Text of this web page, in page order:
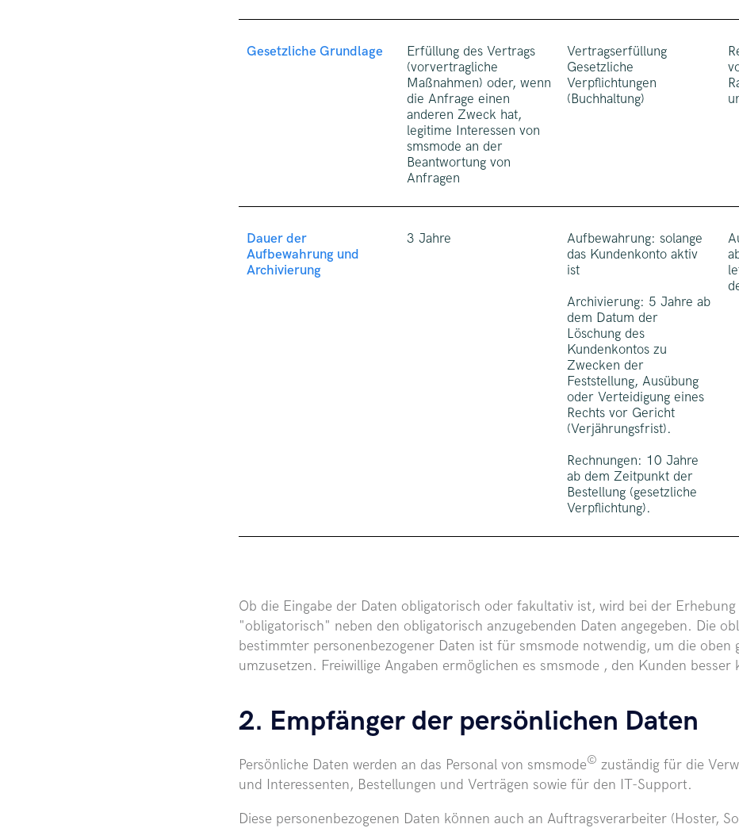
Gesetzliche Grundlage
Erfüllung des Vertrags
(vorvertragliche
Maßnahmen) oder, wenn
die Anfrage einen
anderen Zweck hat,
legitime Interessen von
smsmode an der
Beantwortung von
Anfragen
Vertragserfüllung
Gesetzliche
Verpflichtungen
(Buchhaltung)
Dauer der
Aufbewahrung und
Archivierung
3 Jahre
Aufbewahrung: solange
das Kundenkonto aktiv
ist
Archivierung: 5 Jahre ab
dem Datum der
Löschung des
Kundenkontos zu
Zwecken der
Feststellung, Ausübung
oder Verteidigung eines
Rechts vor Gericht
(Verjährungsfrist).
Rechnungen: 10 Jahre
ab dem Zeitpunkt der
Bestellung (gesetzliche
Verpflichtung).
Ob die Eingabe der Daten obligatorisch oder fakultativ ist, wird bei der
"obligatorisch" neben den obligatorisch anzugebenden Daten angegeben. Die
bestimmter personenbezogener Daten ist für smsmode notwendig, um die oben
umzusetzen. Freiwillige Angaben ermöglichen es smsmode , den Kunden besser
2. Empfänger der persönlichen Daten
Persönliche Daten werden an das Personal von smsmode© zuständig für die
und Interessenten, Bestellungen und Verträgen sowie für den IT-Support.
Diese personenbezogenen Daten können auch an Auftragsverarbeiter (Hoster,